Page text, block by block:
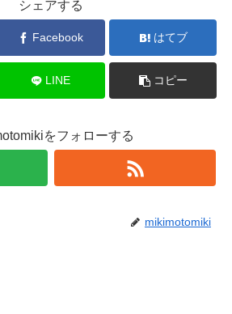
シェアする
Facebook はてブ
LINE コピー
をフォローする
mikimotomiki